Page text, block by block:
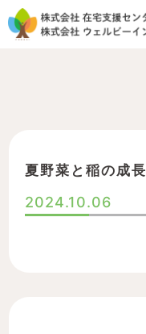
容
夏野菜と稲の成長
2024.10.06